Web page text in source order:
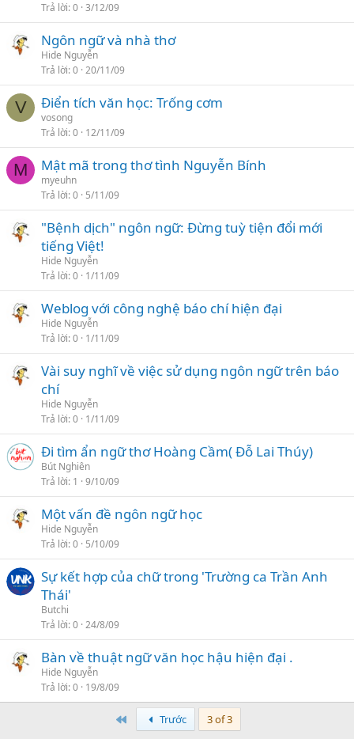
Trả lời 0 3/12/09
Ngôn ngữ và nhà thơ
Hide Nguyễn
Trả lời 0 20/11/09
V Điển tích văn học: Trống cơm
vosong
Trả lời 0 12/11/09
M Mật mã trong thơ tình Nguyễn Bính
myeuhn
Trả lời 0 5/11/09
"Bệnh dịch" ngôn ngữ: Đừng tuỳ tiện đổi mới
tiếng Việt!
Hide Nguyễn
Trả lời 0 1/11/09
Weblog với công nghệ báo chí hiện đại
Hide Nguyễn
Trả lời 0 1/11/09
Vài suy nghĩ về việc sử dụng ngôn ngữ trên báo
chí
Hide Nguyễn
Trả lời 0 1/11/09
Đi tìm ẩn ngữ thơ Hoàng Cầm( Đỗ Lai Thúy)
Bút Nghiên
Trả lời 1 9/10/09
Một vấn đề ngôn ngữ học
Hide Nguyễn
Trả lời 0 5/10/09
Sự kết hợp của chữ trong 'Trường ca Trần Anh
Thái'
Butchi
Trả lời 0 24/8/09
Bàn về thuật ngữ văn học hậu hiện đại .
Hide Nguyễn
Trả lời 0 19/8/09
Trước 3 of 3